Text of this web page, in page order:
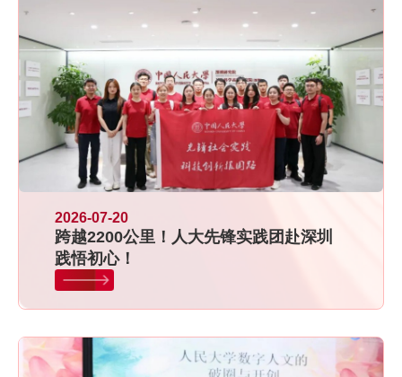
2026-07-20
跨越2200公里！人大先锋实践团赴深圳
践悟初心！